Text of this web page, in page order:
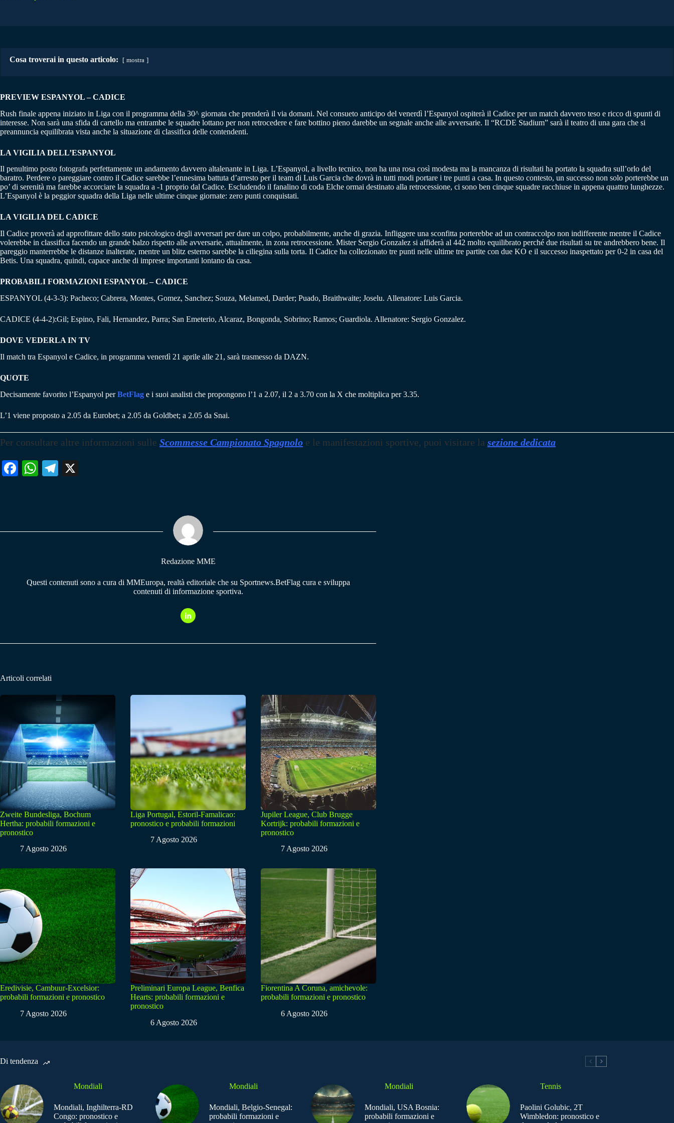
Cosa troverai in questo articolo: mostra
PREVIEW ESPANYOL – CADICE
Rush finale appena iniziato in Liga con il programma della 30^ giornata che prenderà il via domani. Nel consueto anticipo del venerdì l’Espanyol ospiterà il Cadice per un match davvero teso e ricco di spunti di
interesse. Non sarà una sfida di cartello ma entrambe le squadre lottano per non retrocedere e fare bottino pieno darebbe un segnale anche alle avversarie. Il “RCDE Stadium” sarà il teatro di una gara che si
preannuncia equilibrata vista anche la situazione di classifica delle contendenti.
LA VIGILIA DELL’ESPANYOL
Il penultimo posto fotografa perfettamente un andamento davvero altalenante in Liga. L’Espanyol, a livello tecnico, non ha una rosa così modesta ma la mancanza di risultati ha portato la squadra sull’orlo del
baratro. Perdere o pareggiare contro il Cadice sarebbe l’ennesima battuta d’arresto per il team di Luis Garcia che dovrà in tutti modi portare i tre punti a casa. In questo contesto, un successo non solo porterebbe un
po’ di serenità ma farebbe accorciare la squadra a -1 proprio dal Cadice. Escludendo il fanalino di coda Elche ormai destinato alla retrocessione, ci sono ben cinque squadre racchiuse in appena quattro lunghezze.
L’Espanyol è la peggior squadra della Liga nelle ultime cinque giornate: zero punti conquistati.
LA VIGILIA DEL CADICE
Il Cadice proverà ad approfittare dello stato psicologico degli avversari per dare un colpo, probabilmente, anche di grazia. Infliggere una sconfitta porterebbe ad un contraccolpo non indifferente mentre il Cadice
volerebbe in classifica facendo un grande balzo rispetto alle avversarie, attualmente, in zona retrocessione. Mister Sergio Gonzalez si affiderà al 442 molto equilibrato perché due risultati su tre andrebbero bene. Il
pareggio manterrebbe le distanze inalterate, mentre un blitz esterno sarebbe la ciliegina sulla torta. Il Cadice ha collezionato tre punti nelle ultime tre partite con due KO e il successo inaspettato per 0-2 in casa del
Betis. Una squadra, quindi, capace anche di imprese importanti lontano da casa.
PROBABILI FORMAZIONI ESPANYOL – CADICE
ESPANYOL (4-3-3): Pacheco; Cabrera, Montes, Gomez, Sanchez; Souza, Melamed, Darder; Puado, Braithwaite; Joselu. Allenatore: Luis Garcia.
CADICE (4-4-2):Gil; Espino, Fali, Hernandez, Parra; San Emeterio, Alcaraz, Bongonda, Sobrino; Ramos; Guardiola. Allenatore: Sergio Gonzalez.
DOVE VEDERLA IN TV
Il match tra Espanyol e Cadice, in programma venerdì 21 aprile alle 21, sarà trasmesso da DAZN.
QUOTE
Decisamente favorito l’Espanyol perBetFlag e i suoi analisti che propongono l’1 a 2.07, il 2 a 3.70 con la X che moltiplica per 3.35.
L’1 viene proposto a 2.05 da Eurobet; a 2.05 da Goldbet; a 2.05 da Snai.
Per consultare altre informazioni sulle Scommesse Campionato Spagnolo e le manifestazioni sportive, puoi visitare la sezione dedicata
Fa W
pp
Te
m
Redazione MME
Questi contenuti sono a cura di MMEuropa, realtà editoriale che su Sportnews.BetFlag cura e sviluppa
contenuti di informazione sportiva.
Articoli correlati
Zweite Bundesliga, Bochum
Hertha: probabili formazioni e
pronostico
7 Agosto 2026
Liga Portugal, Estoril-Famalicao:
pronostico e probabili formazioni
7 Agosto 2026
Jupiler League, Club Brugge
Kortrijk: probabili formazioni e
pronostico
7 Agosto 2026
Eredivisie, Cambuur-Excelsior:
probabili formazioni e pronostico
7 Agosto 2026
Preliminari Europa League, Benfica
Hearts: probabili formazioni e
pronostico
6 Agosto 2026
Fiorentina A Coruna, amichevole:
probabili formazioni e pronostico
6 Agosto 2026
Di tendenza
Mondiali
Mondiali, Inghilterra-RD
Congo: pronostico e
Mondiali
Mondiali, Belgio-Senegal:
probabili formazioni e
Mondiali
Mondiali, USA Bosnia:
probabili formazioni e
Tennis
Paolini Golubic, 2T
Wimbledon: pronostico e